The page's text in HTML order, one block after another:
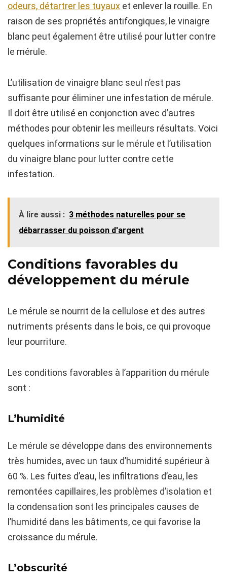
odeurs, détartrer les tuyaux et enlever la rouille. En
raison de ses propriétés antifongiques, le vinaigre
blanc peut également être utilisé pour lutter contre
le mérule.
L’utilisation de vinaigre blanc seul n’est pas
suffisante pour éliminer une infestation de mérule.
Il doit être utilisé en conjonction avec d’autres
méthodes pour obtenir les meilleurs résultats. Voici
quelques informations sur le mérule et l’utilisation
du vinaigre blanc pour lutter contre cette
infestation.
À lire aussi : 3 méthodes naturelles pour se
débarrasser du poisson d'argent
Conditions favorables du
développement du mérule
Le mérule se nourrit de la cellulose et des autres
nutriments présents dans le bois, ce qui provoque
leur pourriture.
Les conditions favorables à l’apparition du mérule
sont :
L’humidité
Le mérule se développe dans des environnements
très humides, avec un taux d’humidité supérieur à
60 %. Les fuites d’eau, les infiltrations d’eau, les
remontées capillaires, les problèmes d’isolation et
la condensation sont les principales causes de
l’humidité dans les bâtiments, ce qui favorise la
croissance du mérule.
L’obscurité